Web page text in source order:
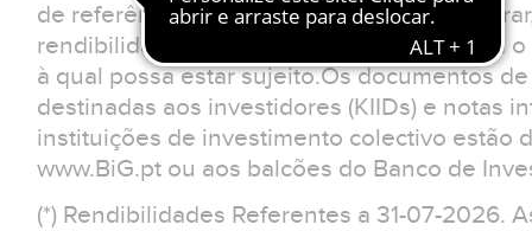
de referência. O investidor deverá
rendibilidades apresentadas não reflectem
à qual possa estar sujeito.Os documentos
destinadas aos investidores (KIIDs) e notas
instituições de investimento colectivo estão
www.BiG.pt ou aos balcões do Banco de
(*) Rendibilidades Referentes a 31-07-2026.